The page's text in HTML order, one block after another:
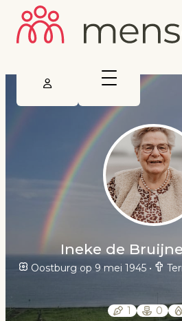
Ineke de
Oostburg op 9 mei 1945•
1 0